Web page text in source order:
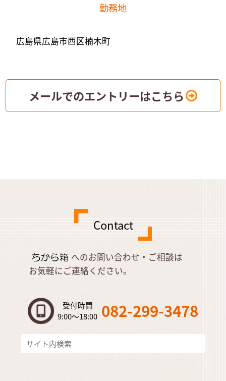
勤務地
広島県広島市西区楠木町
メールでのエントリーはこちら
Contact
へのお問い合わせ・ご相談は
お気軽にご連絡ください。
受付時間
9:00～18:00 082-299-3478